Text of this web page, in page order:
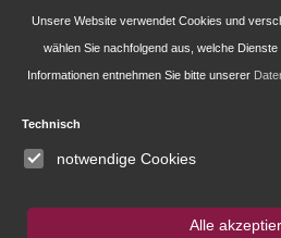
am IEG
Kontakt
Daten­schutz­erklärung
Unsere Website verwendet Cookies und
wählen Sie nachfolgend aus, welche
Informationen entnehmen Sie bitte unserer
Technisch
notwendige Cookies
Alle